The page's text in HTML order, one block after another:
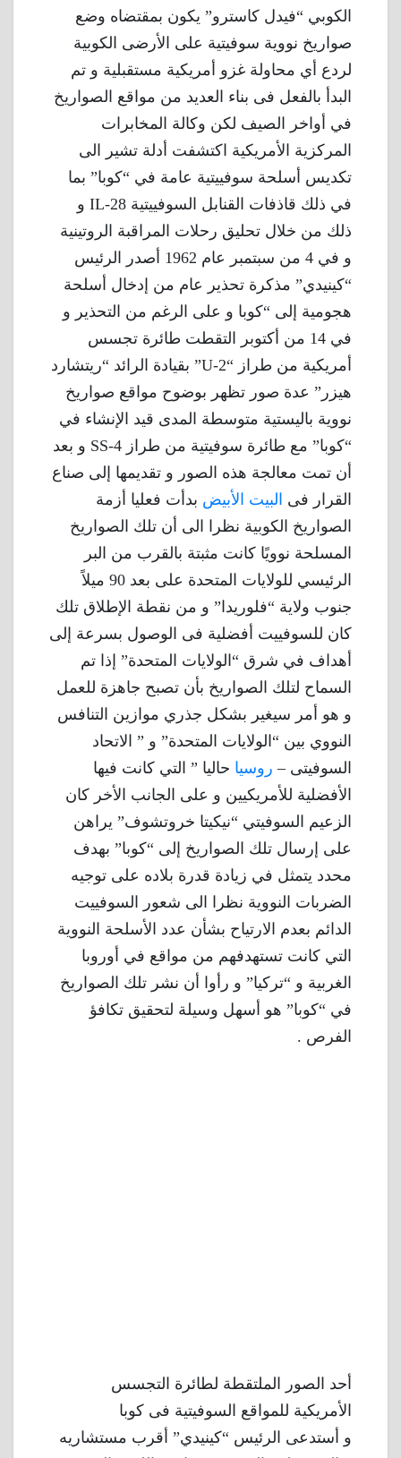
الكوبي “فيدل كاسترو” يكون بمقتضاه وضع
صواريخ نووية سوفيتية على الأرضى الكوبية
لردع أي محاولة غزو أمريكية مستقبلية و تم
البدأ بالفعل فى بناء العديد من مواقع الصواريخ
في أواخر الصيف لكن وكالة المخابرات
المركزية الأمريكية اكتشفت أدلة تشير الى
تكديس أسلحة سوفييتية عامة في “كوبا” بما
في ذلك قاذفات القنابل السوفييتية IL-28 و
ذلك من خلال تحليق رحلات المراقبة الروتينية
و في 4 من سبتمبر عام 1962 أصدر الرئيس
“كينيدي” مذكرة تحذير عام من إدخال أسلحة
هجومية إلى “كوبا و على الرغم من التحذير و
في 14 من أكتوبر التقطت طائرة تجسس
أمريكية من طراز “U-2” بقيادة الرائد “ريتشارد
هيزر” عدة صور تظهر بوضوح مواقع صواريخ
نووية باليستية متوسطة المدى قيد الإنشاء في
“كوبا” مع طائرة سوفيتية من طراز SS-4 و بعد
أن تمت معالجة هذه الصور و تقديمها إلى صناع
القرار فى البيت الأبيض بدأت فعليا أزمة
الصواريخ الكوبية نظرا الى أن تلك الصواريخ
المسلحة نوويًا كانت مثبتة بالقرب من البر
الرئيسي للولايات المتحدة على بعد 90 ميلاً
جنوب ولاية “فلوريدا” و من نقطة الإطلاق تلك
كان للسوفييت أفضلية فى الوصول بسرعة إلى
أهداف في شرق “الولايات المتحدة” إذا تم
السماح لتلك الصواريخ بأن تصبح جاهزة للعمل
و هو أمر سيغير بشكل جذري موازين التنافس
النووي بين “الولايات المتحدة” و ” الاتحاد
السوفيتى – روسيا حاليا ” التي كانت فيها
الأفضلية للأمريكيين و على الجانب الأخر كان
الزعيم السوفيتي “نيكيتا خروتشوف” يراهن
على إرسال تلك الصواريخ إلى “كوبا” بهدف
محدد يتمثل في زيادة قدرة بلاده على توجيه
الضربات النووية نظرا الى شعور السوفييت
الدائم بعدم الارتياح بشأن عدد الأسلحة النووية
التي كانت تستهدفهم من مواقع في أوروبا
الغربية و “تركيا” و رأوا أن نشر تلك الصواريخ
في “كوبا” هو أسهل وسيلة لتحقيق تكافؤ
الفرص .
أحد الصور الملتقطة لطائرة التجسس
الأمريكية للمواقع السوفيتية فى كوبا
و أستدعى الرئيس “كينيدي” أقرب مستشاريه